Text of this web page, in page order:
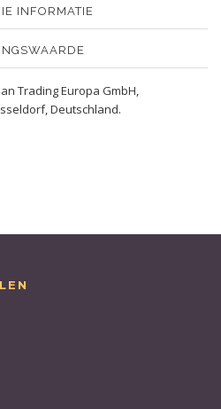
INFORMATIE
Trading Europa GmbH,
Deutschland.